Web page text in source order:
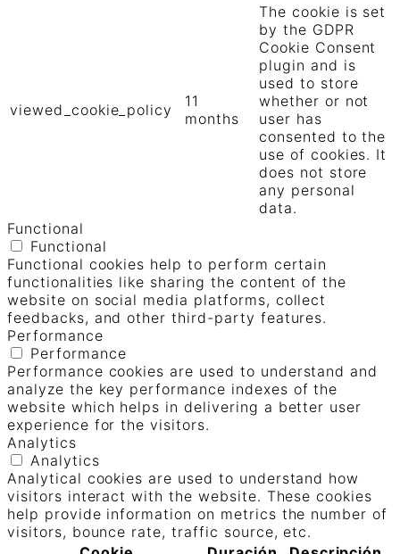
viewed_cookie_policy
11
months
The cookie is set
by the GDPR
Cookie Consent
plugin and is
used to store
whether or not
user has
consented to the
use of cookies. It
does not store
any personal
data.
Functional
Functional
Functional cookies help to perform certain
functionalities like sharing the content of the
website on social media platforms, collect
feedbacks, and other third-party features.
Performance
Performance
Performance cookies are used to understand and
analyze the key performance indexes of the
website which helps in delivering a better user
experience for the visitors.
Analytics
Analytics
Analytical cookies are used to understand how
visitors interact with the website. These cookies
help provide information on metrics the number of
visitors, bounce rate, traffic source, etc.